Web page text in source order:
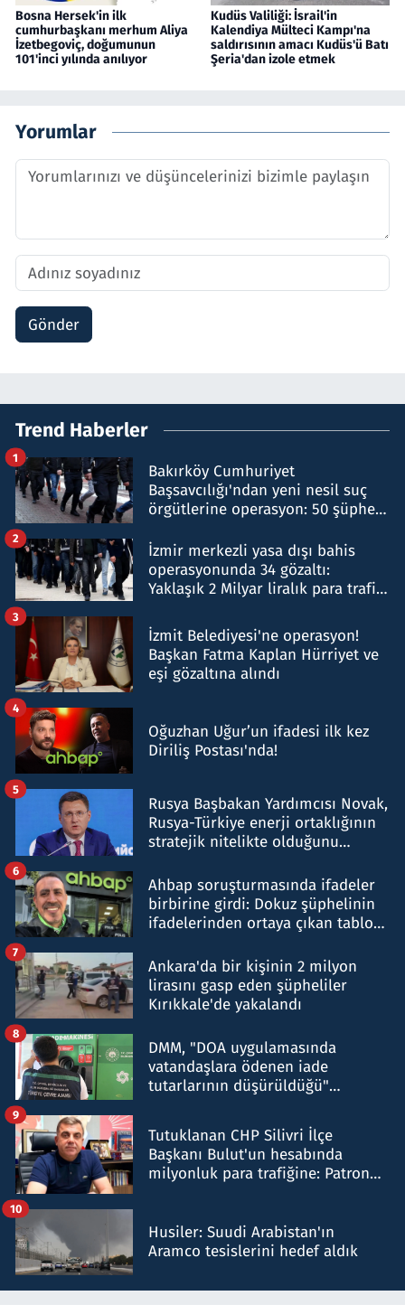
Bosna Hersek'in ilk
cumhurbaşkanı merhum Aliya
İzetbegoviç, doğumunun
101'inci yılında anılıyor
Kudüs Valiliği: İsrail'in
Kalendiya Mülteci Kampı'na
saldırısının amacı Kudüs'ü Batı
Şeria'dan izole etmek
Yorumlar
Gönder
Trend Haberler
Bakırköy Cumhuriyet
Başsavcılığı'ndan yeni nesil suç
örgütlerine operasyon: 50 şüpheli
1
İzmir merkezli yasa dışı bahis
operasyonunda 34 gözaltı:
Yaklaşık 2 Milyar liralık para trafiği
2
İzmit Belediyesi'ne operasyon!
Başkan Fatma Kaplan Hürriyet ve
eşi gözaltına alındı
3
Oğuzhan Uğur’un ifadesi ilk kez
Diriliş Postası'nda!
4
Rusya Başbakan Yardımcısı Novak,
Rusya-Türkiye enerji ortaklığının
stratejik nitelikte olduğunu
5
Ahbap soruşturmasında ifadeler
birbirine girdi: Dokuz şüphelinin
ifadelerinden ortaya çıkan tablo
6
Ankara'da bir kişinin 2 milyon
lirasını gasp eden şüpheliler
Kırıkkale'de yakalandı
7
DMM, "DOA uygulamasında
vatandaşlara ödenen iade
tutarlarının düşürüldüğü"
8
Tutuklanan CHP Silivri İlçe
Başkanı Bulut'un hesabında
milyonluk para trafiğine: Patron
9
Husiler: Suudi Arabistan'ın
Aramco tesislerini hedef aldık
10